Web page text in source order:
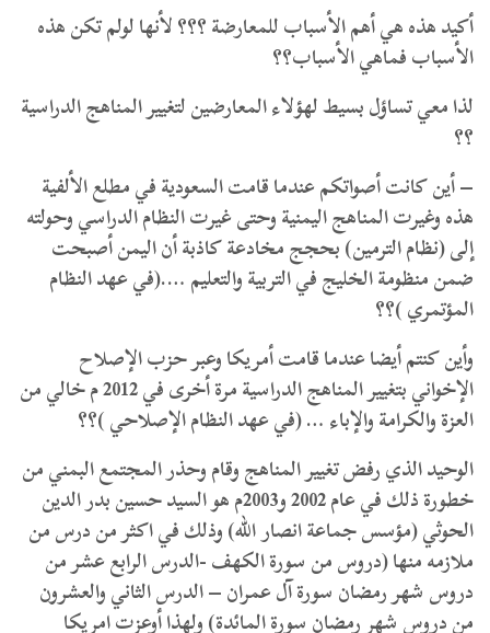
أكيد هذه هي أهم الأسباب للمعارضة ؟؟؟ لأنها لولم تكن هذه
الأسباب فماهي الأسباب؟؟
لذا معي تساؤل بسيط لهؤلاء المعارضين لتغيير المناهج الدراسية
؟؟
– أين كانت أصواتكم عندما قامت السعودية في مطلع الألفية
هذه وغيرت المناهج اليمنية وحتى غيرت النظام الدراسي وحولته
إلى (نظام الترمين) بحجج مخادعة كاذبة أن اليمن أصبحت
ضمن منظومة الخليج في التربية والتعليم ….(في عهد النظام
المؤتمري )؟؟
وأين كنتم أيضا عندما قامت أمريكا وعبر حزب الإصلاح
الإخواني بتغيير المناهج الدراسية مرة أخرى في 2012 م خالي من
العزة والكرامة والإباء … (في عهد النظام الإصلاحي )؟؟
الوحيد الذي رفض تغيير المناهج وقام وحذر المجتمع البمني من
خطورة ذلك في عام 2002 و2003م هو السيد حسين بدر الدين
الحوثي (مؤسس جماعة انصار الله) وذلك في اكثر من درس من
ملازمه منها (دروس من سورة الكهف -الدرس الرابع عشر من
دروس شهر رمضان سورة آل عمران – الدرس الثاني والعشرون
من دروس شهر رمضان سورة المائدة) ولهذا أوعزت امريكا